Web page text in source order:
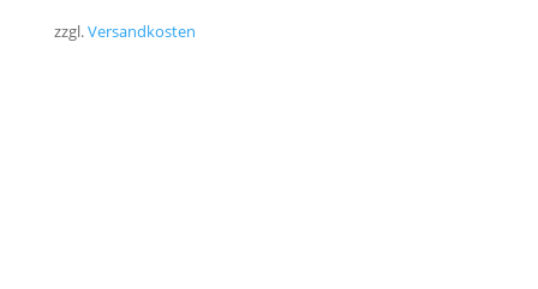
zzgl.Versandkosten